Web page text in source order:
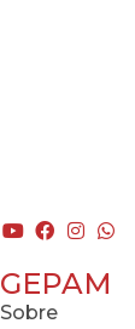
GEPAM
Sobre